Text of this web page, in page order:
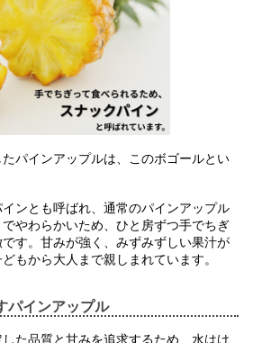
パインアップルは、このボゴールとい
ンとも呼ばれ、通常のパインアップル
やわらかいため、ひと房ずつ手でちぎ
す。甘みが強く、みずみずしい果汁が
もから大人まで親しまれています。
パインアップル
た品質と甘みを追求するため、水はけ